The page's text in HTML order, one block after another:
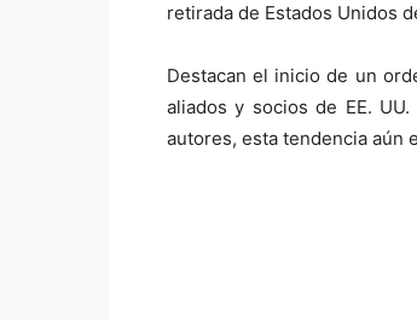
retirada de Estados Unidos
Destacan el inicio de un
aliados y socios de EE.
autores, esta tendencia aún